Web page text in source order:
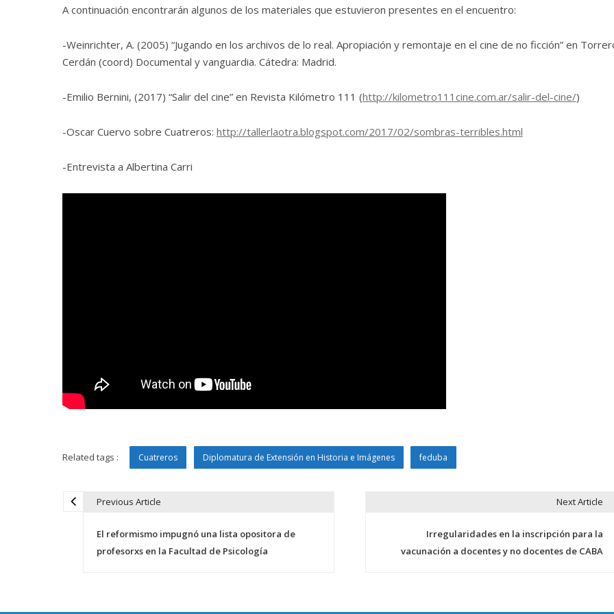
A continuación encontrarán algunos de los materiales que estuvieron presentes en el encuentro:
-Weinrichter, A. (2005) “Jugando en los archivos de lo real. Apropiación y remontaje en el cine de no ficción” en
Cerdán (coord) Documental y vanguardia. Cátedra: Madrid.
-Emilio Bernini, (2017) “Salir del cine” en Revista Kilómetro 111 (http://kilometro111cine.com.ar/salir-del-cine/)
-Oscar Cuervo sobre Cuatreros: http://tallerlaotra.blogspot.com/2017/02/sombras-terribles.html
-Entrevista a Albertina Carri
Related tags : Cuatreros Diplomatura de Extensión en Historia e Imágenes feduba
Previous Article
El reformismo impugnó una lista opositora de
profesorxs en la Facultad de Psicología
Next Article
Irregularidades en la inscripción para la
vacunación a docentes y no docentes de CABA